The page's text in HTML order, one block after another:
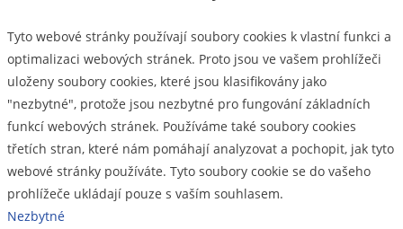
Tyto webové stránky používají soubory cookies k vlastní funkci a
optimalizaci webových stránek. Proto jsou ve vašem prohlížeči
uloženy soubory cookies, které jsou klasifikovány jako
"nezbytné", protože jsou nezbytné pro fungování základních
funkcí webových stránek. Používáme také soubory cookies
třetích stran, které nám pomáhají analyzovat a pochopit, jak tyto
webové stránky používáte. Tyto soubory cookie se do vašeho
prohlížeče ukládají pouze s vaším souhlasem.
Nezbytné